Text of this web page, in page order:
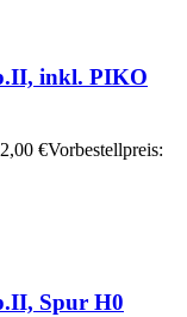
inkl. PIKO
€Vorbestellpreis:
Spur H0